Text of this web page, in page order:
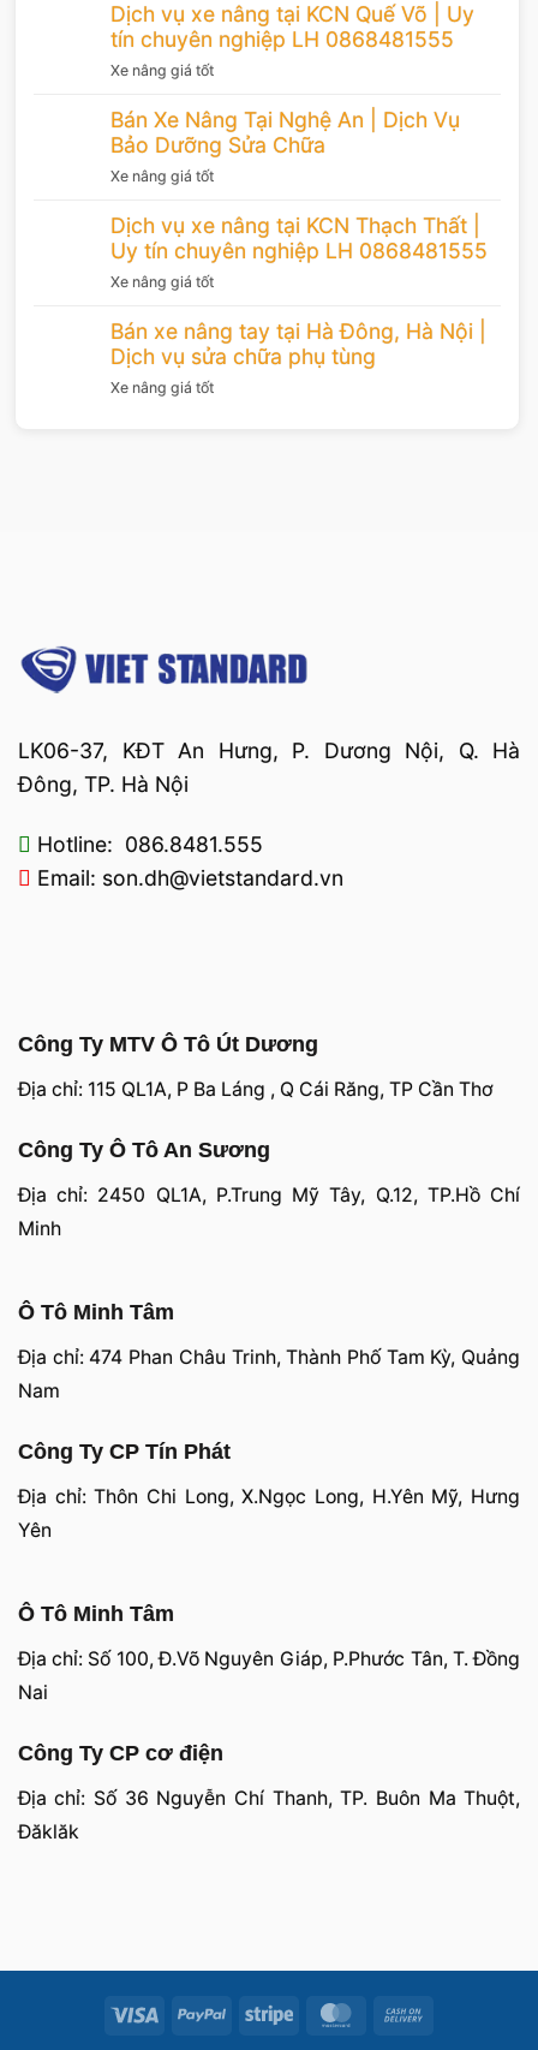
Dịch vụ xe nâng tại KCN Quế Võ | Uy
tín chuyên nghiệp LH 0868481555
Xe nâng giá tốt
Bán Xe Nâng Tại Nghệ An | Dịch Vụ
Bảo Dưỡng Sửa Chữa
Xe nâng giá tốt
Dịch vụ xe nâng tại KCN Thạch Thất |
Uy tín chuyên nghiệp LH 0868481555
Xe nâng giá tốt
Bán xe nâng tay tại Hà Đông, Hà Nội |
Dịch vụ sửa chữa phụ tùng
Xe nâng giá tốt
LK06-37, KĐT An Hưng, P. Dương Nội, Q. Hà
Đông, TP. Hà Nội
Hotline: 086.8481.555
Email: son.dh@vietstandard.vn
Công Ty MTV Ô Tô Út Dương
Địa chỉ: 115 QL1A, P Ba Láng , Q Cái Răng, TP Cần Thơ
Công Ty Ô Tô An Sương
Địa chỉ: 2450 QL1A, P.Trung Mỹ Tây, Q.12, TP.Hồ Chí
Minh
Ô Tô Minh Tâm
Địa chỉ: 474 Phan Châu Trinh, Thành Phố Tam Kỳ, Quảng
Nam
Công Ty CP Tín Phát
Địa chỉ: Thôn Chi Long, X.Ngọc Long, H.Yên Mỹ, Hưng
Yên
Ô Tô Minh Tâm
Địa chỉ: Số 100, Đ.Võ Nguyên Giáp, P.Phước Tân, T. Đồng
Nai
Công Ty CP cơ điện
Địa chỉ: Số 36 Nguyễn Chí Thanh, TP. Buôn Ma Thuột,
Đăklăk
Visa PayPal Stripe MasterCard